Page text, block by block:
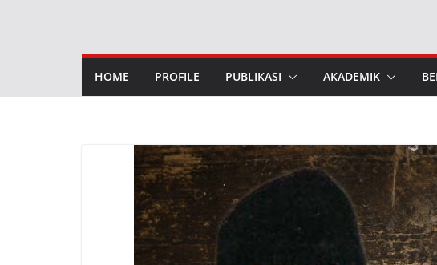
HOME PROFILE PUBLIKASI AKADEMIK